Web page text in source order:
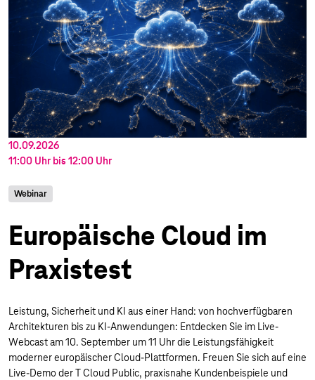
10.09.2026
11:00 Uhr bis 12:00 Uhr
Webinar
Europäische Cloud im
Praxistest
Leistung, Sicherheit und KI aus einer Hand: von hochverfügbaren
Architekturen bis zu KI-Anwendungen: Entdecken Sie im Live-
Webcast am 10. September um 11 Uhr die Leistungsfähigkeit
moderner europäischer Cloud-Plattformen. Freuen Sie sich auf eine
Live-Demo der T Cloud Public, praxisnahe Kundenbeispiele und